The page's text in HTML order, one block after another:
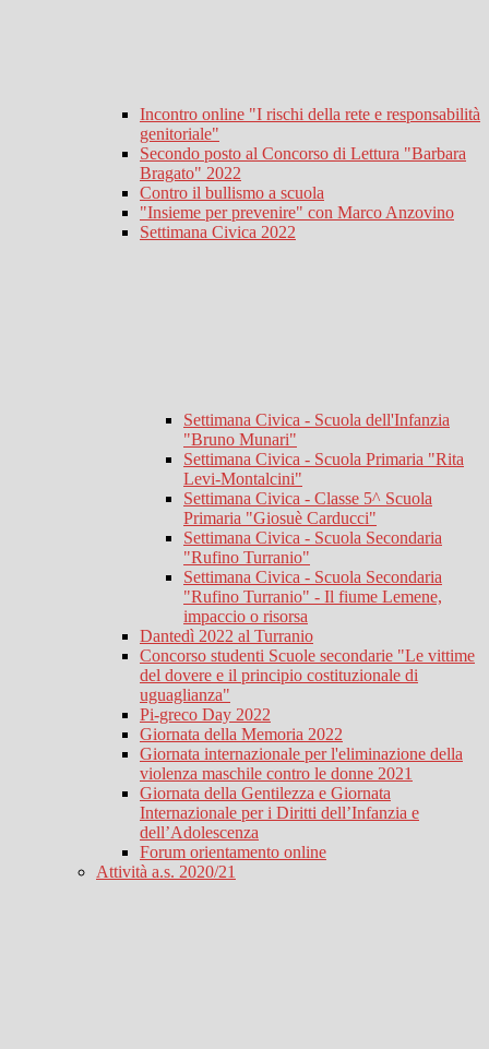
Incontro online "I rischi della rete e responsabilità
genitoriale"
Secondo posto al Concorso di Lettura "Barbara
Bragato" 2022
Contro il bullismo a scuola
"Insieme per prevenire" con Marco Anzovino
Settimana Civica 2022
Settimana Civica - Scuola dell'Infanzia
"Bruno Munari"
Settimana Civica - Scuola Primaria "Rita
Levi-Montalcini"
Settimana Civica - Classe 5^ Scuola
Primaria "Giosuè Carducci"
Settimana Civica - Scuola Secondaria
"Rufino Turranio"
Settimana Civica - Scuola Secondaria
"Rufino Turranio" - Il fiume Lemene,
impaccio o risorsa
Dantedì 2022 al Turranio
Concorso studenti Scuole secondarie "Le vittime
del dovere e il principio costituzionale di
uguaglianza"
Pi-greco Day 2022
Giornata della Memoria 2022
Giornata internazionale per l'eliminazione della
violenza maschile contro le donne 2021
Giornata della Gentilezza e Giornata
Internazionale per i Diritti dell’Infanzia e
dell’Adolescenza
Forum orientamento online
Attività a.s. 2020/21